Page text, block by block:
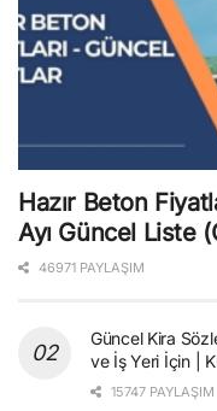
Hazır Beton
Ayı Güncel Liste
46971 PAYLAŞIM
Güncel Kira
ve İş Yeri İçin |
15747 PAYLAŞIM